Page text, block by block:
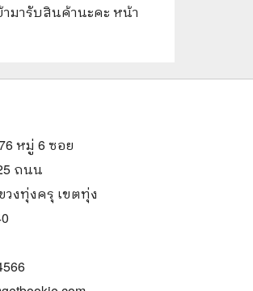
ามารับสินค้านะคะ หน้า
หมู่ 6 ซอย
ถนน
งทุ่งครุ เขตทุ่ง